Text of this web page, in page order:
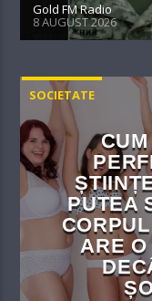
Gold FM Radio
8 AUGUST 2026
SOCIETATE
PUTEA
ARE O